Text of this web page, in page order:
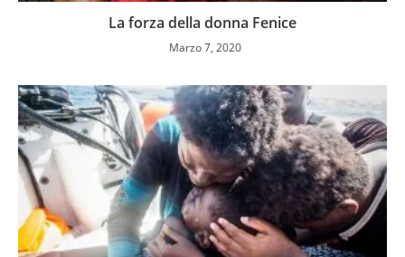
La forza della donna Fenice
Marzo 7, 2020